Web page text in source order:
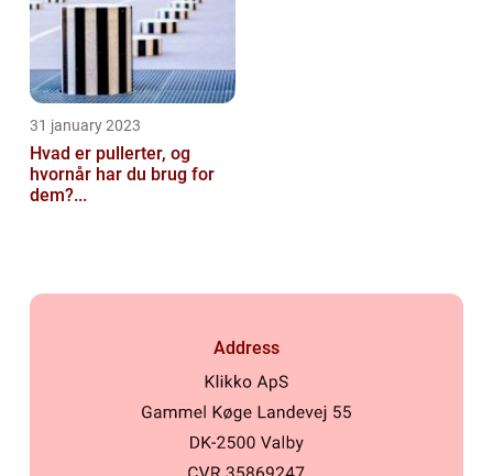
31 january 2023
Hvad er pullerter, og
hvornår har du brug for
dem?...
Address